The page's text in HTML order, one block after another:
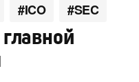
#ICO #SEC